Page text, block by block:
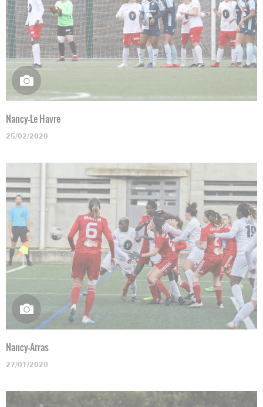
Nancy-Le Havre
25/02/2020
Nancy-Arras
27/01/2020